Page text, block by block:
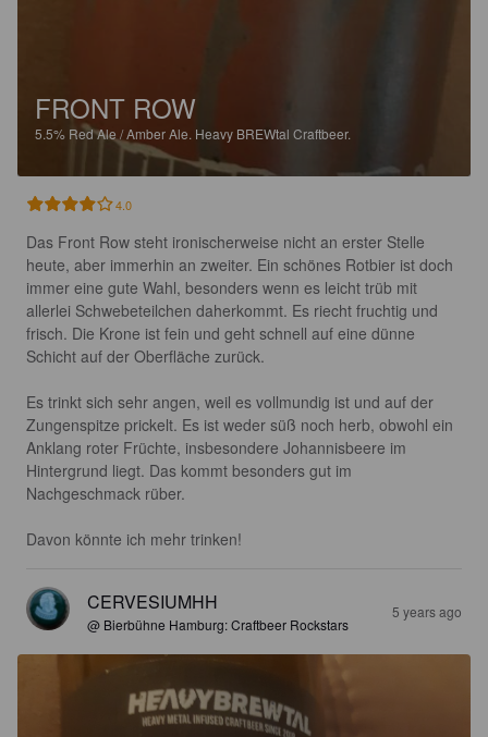
FRONT ROW
5.5% Red Ale / Amber Ale. Heavy BREWtal Craftbeer.
4.0
Das Front Row steht ironischerweise nicht an erster Stelle
heute, aber immerhin an zweiter. Ein schönes Rotbier ist doch
immer eine gute Wahl, besonders wenn es leicht trüb mit
allerlei Schwebeteilchen daherkommt. Es riecht fruchtig und
frisch. Die Krone ist fein und geht schnell auf eine dünne
Schicht auf der Oberfläche zurück.
Es trinkt sich sehr angen, weil es vollmundig ist und auf der
Zungenspitze prickelt. Es ist weder süß noch herb, obwohl ein
Anklang roter Früchte, insbesondere Johannisbeere im
Hintergrund liegt. Das kommt besonders gut im
Nachgeschmack rüber.
Davon könnte ich mehr trinken!
CERVESIUMHH
@ Bierbühne Hamburg: Craftbeer Rockstars
5 years ago